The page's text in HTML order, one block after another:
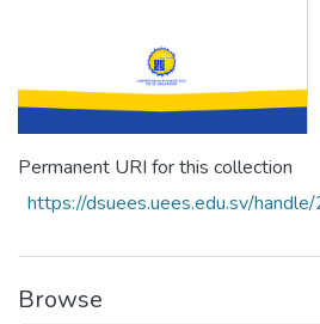
Permanent URI for this collection
https://dsuees.uees.edu.sv/
Browse